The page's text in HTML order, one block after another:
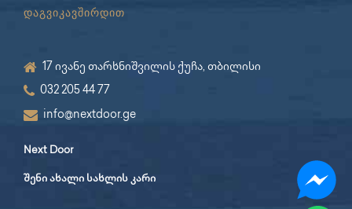
დაგვიკავშირდით
17 ივანე თარხნიშვილის ქუჩა, თბილისი
032 205 44 77
info@nextdoor.ge
Next Door
შენი ახალი სახლის კარი